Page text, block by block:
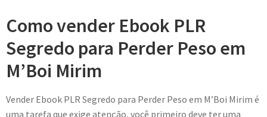
Como vender Ebook PLR
Segredo para Perder Peso em
M’Boi Mirim
Vender Ebook PLR Segredo para Perder Peso em M’Boi Mirim é
uma tarefa que exige atenção, você primeiro deve ter uma